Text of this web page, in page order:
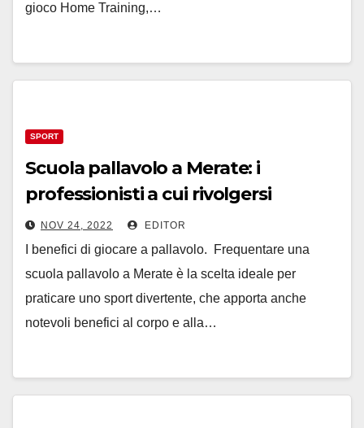
gioco Home Training,…
SPORT
Scuola pallavolo a Merate: i
professionisti a cui rivolgersi
NOV 24, 2022 EDITOR
I benefici di giocare a pallavolo. Frequentare una
scuola pallavolo a Merate è la scelta ideale per
praticare uno sport divertente, che apporta anche
notevoli benefici al corpo e alla…